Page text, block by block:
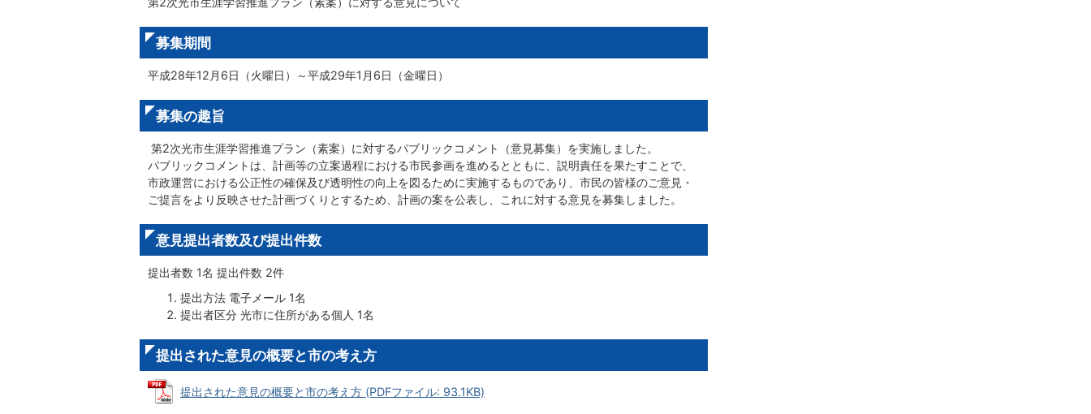
募集期間
平成28年12月6日（火曜日）～平成29年1月6日（金曜日）
募集の趣旨
第2次光市生涯学習推進プラン（素案）に対するパブリックコメント（意見募集）を実施しました。
パブリックコメントは、計画等の立案過程における市民参画を進めるとともに、説明責任を果たすことで、
市政運営における公正性の確保及び透明性の向上を図るために実施するものであり、市民の皆様のご意見・
ご提言をより反映させた計画づくりとするため、計画の案を公表し、これに対する意見を募集しました。
意見提出者数及び提出件数
提出者数 1名 提出件数 2件
提出方法 電子メール 1名
提出者区分 光市に住所がある個人 1名
提出された意見の概要と市の考え方
提出された意見の概要と市の考え方 (PDFファイル: 93.1KB)